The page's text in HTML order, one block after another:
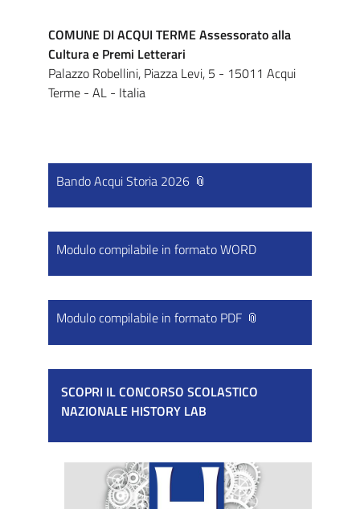
COMUNE DI ACQUI TERME Assessorato alla
Cultura e Premi Letterari
Palazzo Robellini, Piazza Levi, 5 - 15011 Acqui
Terme - AL - Italia
Bando Acqui Storia 2026
Modulo compilabile in formato WORD
Modulo compilabile in formato PDF
SCOPRI IL CONCORSO SCOLASTICO
NAZIONALE HISTORY LAB